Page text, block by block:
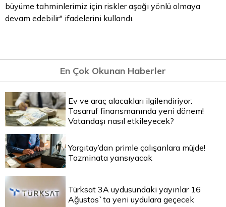
büyüme tahminlerimiz için riskler aşağı yönlü olmaya
devam edebilir" ifadelerini kullandı.
En Çok Okunan Haberler
Ev ve araç alacakları ilgilendiriyor:
Tasarruf finansmanında yeni dönem!
Vatandaşı nasıl etkileyecek?
Yargıtay’dan primle çalışanlara müjde!
Tazminata yansıyacak
Türksat 3A uydusundaki yayınlar 16
Ağustos`ta yeni uydulara geçecek